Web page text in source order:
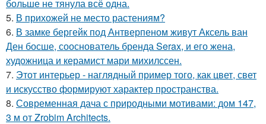
больше не тянула всё одна.
5. В прихожей не место растениям?
6. В замке бергейк под Антверпеном живут Аксель ван
Ден босше, сооснователь бренда Serax, и его жена,
художница и керамист мари михилссен.
7. Этот интерьер - наглядный пример того, как цвет, свет
и искусство формируют характер пространства.
8. Современная дача с природными мотивами: дом 147,
3 м от Zrobim Architects.